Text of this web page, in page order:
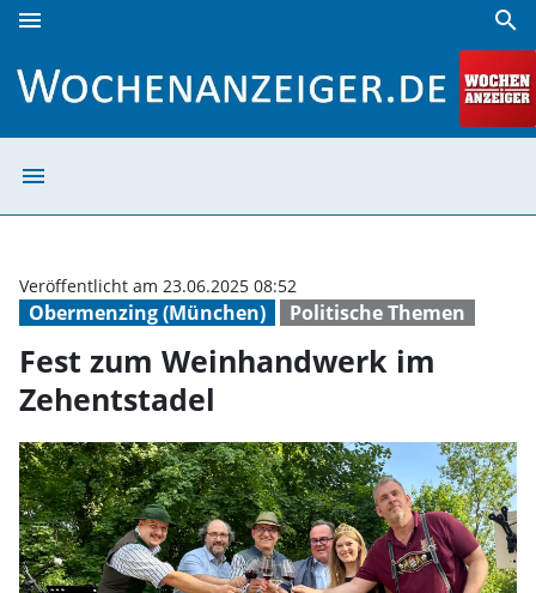
menu search
menu
Obermenzing (München) Politische Themen
Veröffentlicht am 23.06.2025 08:52
Fest zum Weinhandwerk im
Zehentstadel